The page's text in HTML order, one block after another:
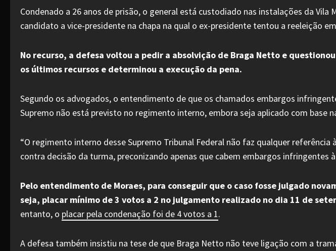
Condenado a 26 anos de prisão, o general está custodiado nas instalações da
candidato a vice-presidente na chapa na qual o ex-presidente tentou a reeleição
No recurso, a defesa voltou a pedir a absolvição de Braga Netto e
os últimos recursos e determinou a execução da pena.
Segundo os advogados, o entendimento de que os chamados embargos
Supremo não está previsto no regimento interno, embora seja aplicado com base
“O regimento interno desse Supremo Tribunal Federal não faz qualquer
contra decisão da turma, preconizando apenas que cabem embargos infringentes
Pelo entendimento de Moraes, para conseguir que o caso fosse julgado
seja, placar mínimo de 3 votos a 2 no julgamento realizado no dia 11 de
entanto, o placar pela condenação foi de 4 votos a 1.
A defesa também insistiu na tese de que Braga Netto não teve ligação com a